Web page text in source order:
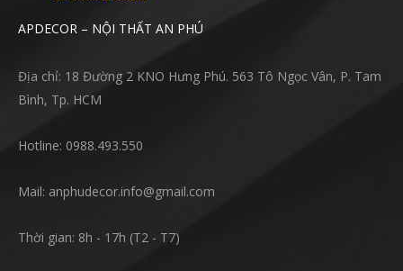
APDECOR – NỘI THẤT AN PHÚ
Địa chỉ: 18 Đường 2 KNO Hưng Phú. 563 Tô Ngọc Vân, P. Tam
Bình, Tp. HCM
Hotline: 0988.493.550
Mail: anphudecor.info@gmail.com
Thời gian: 8h - 17h (T2 - T7)